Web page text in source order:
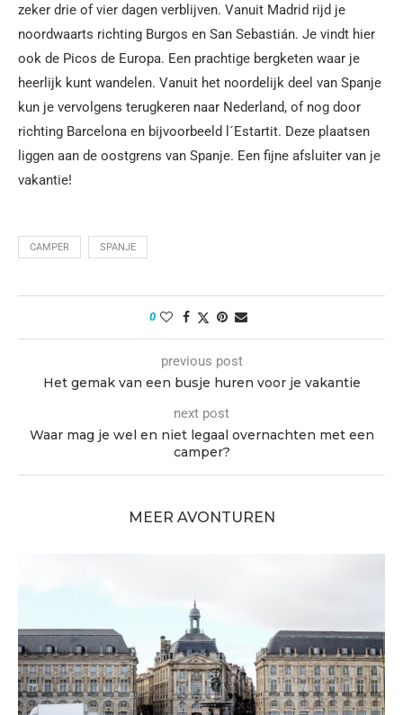
zeker drie of vier dagen verblijven. Vanuit Madrid rijd je
noordwaarts richting Burgos en San Sebastián. Je vindt hier
ook de Picos de Europa. Een prachtige bergketen waar je
heerlijk kunt wandelen. Vanuit het noordelijk deel van Spanje
kun je vervolgens terugkeren naar Nederland, of nog door
richting Barcelona en bijvoorbeeld l´Estartit. Deze plaatsen
liggen aan de oostgrens van Spanje. Een fijne afsluiter van je
vakantie!
CAMPER SPANJE
0
previous post
Het gemak van een busje huren voor je vakantie
next post
Waar mag je wel en niet legaal overnachten met een
camper?
MEER AVONTUREN